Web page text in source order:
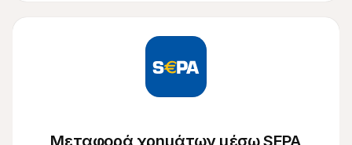
Μεταφορά χρημάτων μέσω SEPA